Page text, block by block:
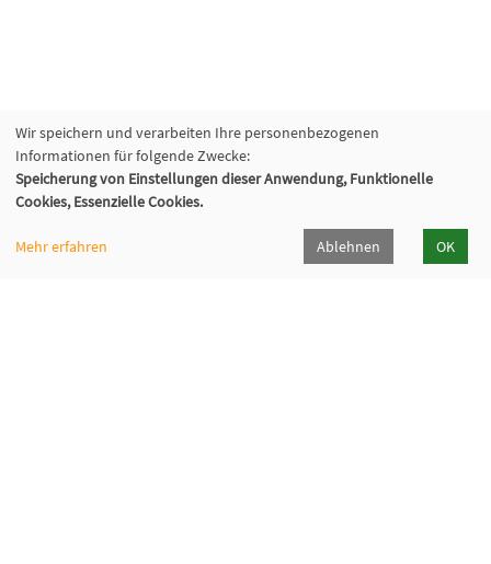
Wir speichern und verarbeiten Ihre personenbezogenen
Informationen für folgende Zwecke:
Speicherung von Einstellungen dieser Anwendung, Funktionelle
Cookies, Essenzielle Cookies.
Mehr erfahren Ablehnen OK